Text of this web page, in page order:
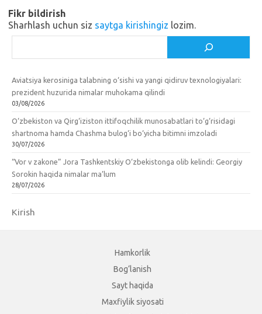
k
Fikr bildirish
Sharhlash uchun siz saytga kirishingiz lozim.
Aviatsiya kerosiniga talabning o‘sishi va yangi qidiruv texnologiyalari:
prezident huzurida nimalar muhokama qilindi
03/08/2026
O‘zbekiston va Qirg‘iziston ittifoqchilik munosabatlari to‘g‘risidagi
shartnoma hamda Chashma bulog‘i bo‘yicha bitimni imzoladi
30/07/2026
“Vor v zakone” Jora Tashkentskiy O‘zbekistonga olib kelindi: Georgiy
Sorokin haqida nimalar ma’lum
28/07/2026
Kirish
Hamkorlik
Bog‘lanish
Sayt haqida
Maxfiylik siyosati